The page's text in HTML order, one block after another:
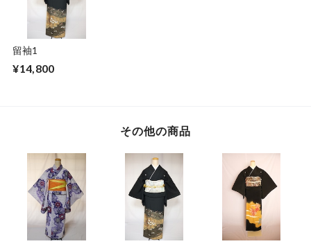
留袖1
¥14,800
その他の商品